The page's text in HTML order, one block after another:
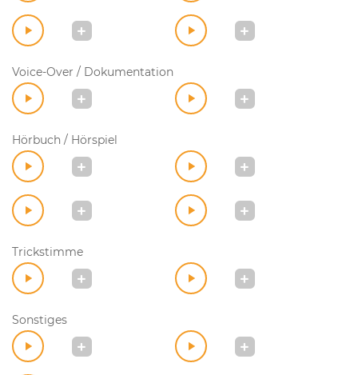
Voice-Over / Dokumentation
Hörbuch / Hörspiel
Trickstimme
Sonstiges